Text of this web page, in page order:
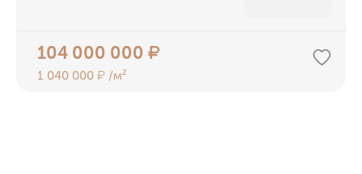
104 000 000₽
1 040 000₽ /м²